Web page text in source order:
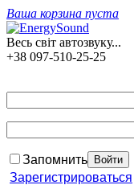
Ваша корзина пуста
Весь світ автозвуку...
+38 097-510-25-25
Запомнить
Зарегистрироваться